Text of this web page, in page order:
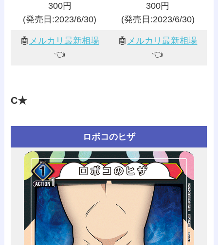
300円
(発売日:2023/6/30)
300円
(発売日:2023/6/30)
🤖 メルカリ最新相場
👈️
🤖 メルカリ最新相場
👈️
C★
ロボコのヒザ